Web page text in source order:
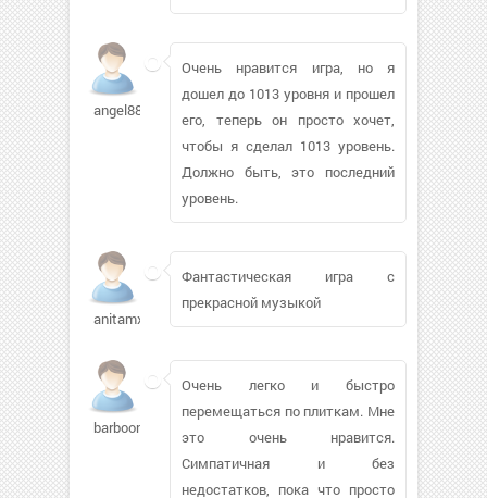
angel88822
Очень нравится игра, но я
дошел до 1013 уровня и прошел
его, теперь он просто хочет,
чтобы я сделал 1013 уровень.
Должно быть, это последний
уровень.
anitamx09
Фантастическая игра с
прекрасной музыкой
barboon29131
Очень легко и быстро
перемещаться по плиткам. Мне
это очень нравится.
Симпатичная и без
недостатков, пока что просто